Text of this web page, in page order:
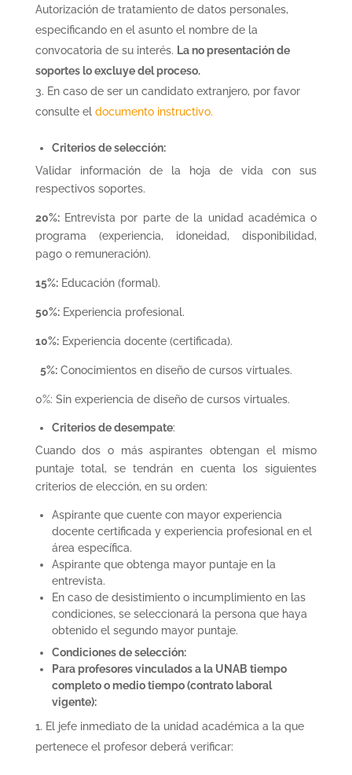
Autorización de tratamiento de datos personales,
especificando en el asunto el nombre de la
convocatoria de su interés. La no presentación de
soportes lo excluye del proceso.
En caso de ser un candidato extranjero, por favor
consulte el documento instructivo.
Criterios de selección:
Validar información de la hoja de vida con sus
respectivos soportes.
20%:Entrevista por parte de la unidad académica o
programa (experiencia, idoneidad, disponibilidad,
pago o remuneración).
15%:Educación (formal).
50%:Experiencia profesional.
10%:Experiencia docente (certificada).
5%:Conocimientos en diseño de cursos virtuales.
0%: Sin experiencia de diseño de cursos virtuales.
Criterios de desempate:
Cuando dos o más aspirantes obtengan el mismo
puntaje total, se tendrán en cuenta los siguientes
criterios de elección, en su orden:
Aspirante que cuente con mayor experiencia
docente certificada y experiencia profesional en el
área específica.
Aspirante que obtenga mayor puntaje en la
entrevista.
En caso de desistimiento o incumplimiento en las
condiciones, se seleccionará la persona que haya
obtenido el segundo mayor puntaje.
Condiciones de selección:
Para profesores vinculados a la UNAB tiempo
completo o medio tiempo (contrato laboral
vigente):
El jefe inmediato de la unidad académica a la que
pertenece el profesor deberá verificar: